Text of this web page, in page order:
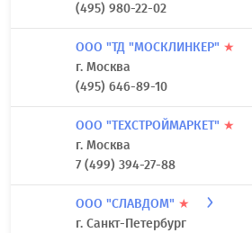
(495) 980-22-02
ООО "ТД "МОСКЛИНКЕР" ★
г. Москва
(495) 646-89-10
ООО "ТЕХСТРОЙМАРКЕТ" ★
г. Москва
7 (499) 394-27-88
ООО "СЛАВДОМ" ★
г. Санкт-Петербург